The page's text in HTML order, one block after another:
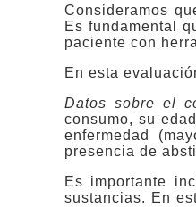
Consideramos
Es fundamental
paciente con
En esta
Datos sobre el
consumo, su
enfermedad
presencia de
Es importante
sustancias. En